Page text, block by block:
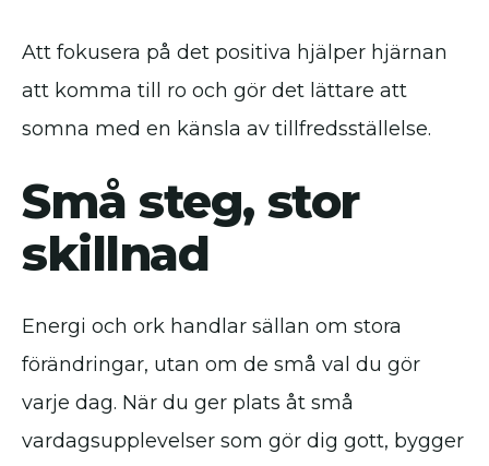
Att fokusera på det positiva hjälper hjärnan
att komma till ro och gör det lättare att
somna med en känsla av tillfredsställelse.
Små steg, stor
skillnad
Energi och ork handlar sällan om stora
förändringar, utan om de små val du gör
varje dag. När du ger plats åt små
vardagsupplevelser som gör dig gott, bygger